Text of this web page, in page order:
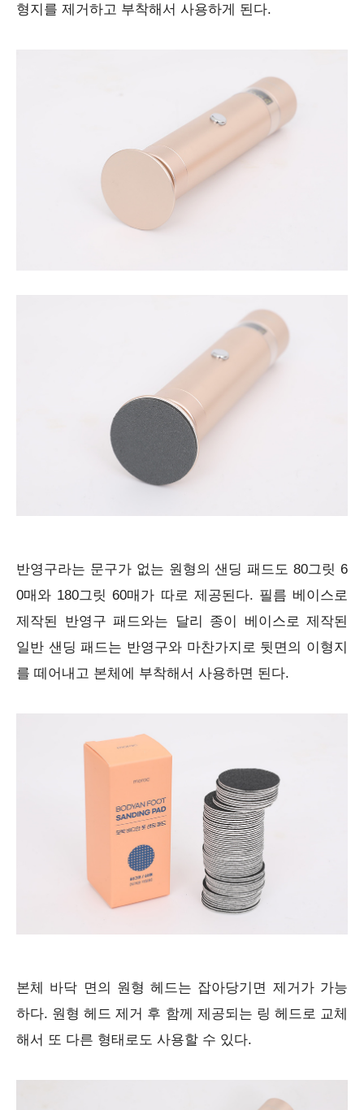
형지를 제거하고 부착해서 사용하게 된다.
반영구라는 문구가 없는 원형의 샌딩 패드도 80그릿 6
0매와 180그릿 60매가 따로 제공된다. 필름 베이스로
제작된 반영구 패드와는 달리 종이 베이스로 제작된
일반 샌딩 패드는 반영구와 마찬가지로 뒷면의 이형지
를 떼어내고 본체에 부착해서 사용하면 된다.
본체 바닥 면의 원형 헤드는 잡아당기면 제거가 가능
하다. 원형 헤드 제거 후 함께 제공되는 링 헤드로 교체
해서 또 다른 형태로도 사용할 수 있다.